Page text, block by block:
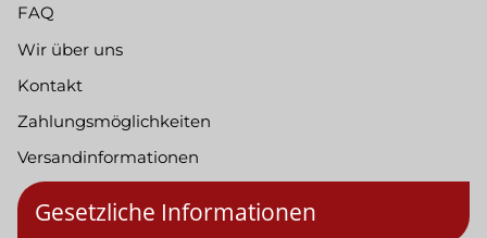
FAQ
Wir über uns
Kontakt
Zahlungsmöglichkeiten
Versandinformationen
Gesetzliche Informationen